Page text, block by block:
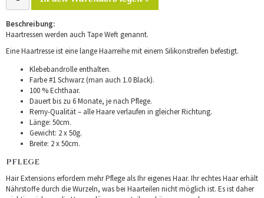
Beschreibung:
Haartressen werden auch Tape Weft genannt.
Eine Haartresse ist eine lange Haarreihe mit einem Silikonstreifen befestigt.
Klebebandrolle enthalten.
Farbe #1 Schwarz (man auch 1.0 Black).
100 % Echthaar.
Dauert bis zu 6 Monate, je nach Pflege.
Remy-Qualität – alle Haare verlaufen in gleicher Richtung.
Länge: 50cm.
Gewicht: 2 x 50g.
Breite: 2 x 50cm.
PFLEGE
Hair Extensions erfordern mehr Pflege als Ihr eigenes Haar. Ihr echtes Haar erhält
Nährstoffe durch die Wurzeln, was bei Haarteilen nicht möglich ist. Es ist daher